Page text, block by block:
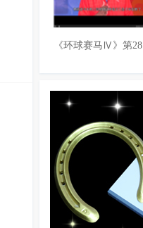
《环球赛马Ⅳ》第28